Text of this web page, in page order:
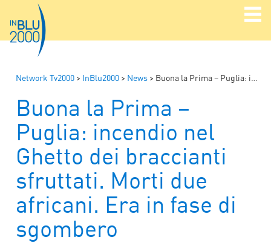
Network Tv2000 > InBlu2000 > News > Buona la Prima – Puglia: incendio nel Ghetto dei braccianti sfruttati. Morti due africani. Era in fase di sgombero
Buona la Prima –
Puglia: incendio nel
Ghetto dei braccianti
sfruttati. Morti due
africani. Era in fase di
sgombero